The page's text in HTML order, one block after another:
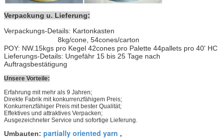
Verpackung u. Lieferung:
Verpackungs-Details: Kartonkasten
8kg/cone, 54cones/carton
POY: NW.15kgs pro Kegel 42cones pro Palette 44pallets pro 40' HC
Lieferungs-Details: Ungefähr 15 bis 25 Tage nach
Auftragsbestätigung
Unsere Vorteile:
Erfahrung mit mehr als 9 Jahren;
Direkte Fabrik mit konkurrenzfähigem Preis;
Konkurrenzfähiger Preis mit bester Qualität;
Effektives und attraktives Verpacken;
Ausgezeichneter Service und sofortige Lieferung.
Umbauten: partially oriented yarn ,